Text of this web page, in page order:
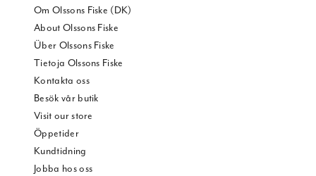
Om Olssons Fiske (DK)
About Olssons Fiske
Über Olssons Fiske
Tietoja Olssons Fiske
Kontakta oss
Besök vår butik
Visit our store
Öppetider
Kundtidning
Jobba hos oss